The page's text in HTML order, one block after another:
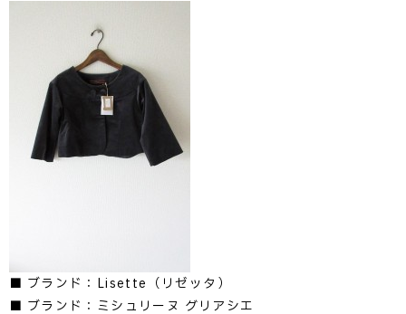
■ ブランド：Lisette（リゼッタ）
■ ブランド：ミシュリーヌ グリアシエ